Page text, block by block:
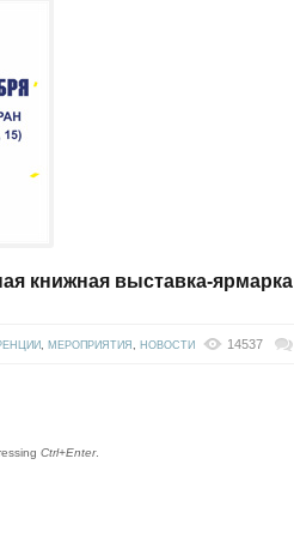
книжная выставка-ярмарка
, МЕРОПРИЯТИЯ , НОВОСТИ 14537
Ctrl+Enter.